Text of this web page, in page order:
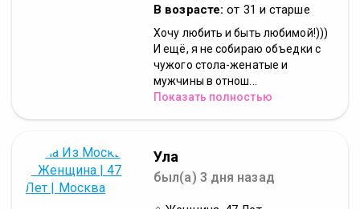
В возрасте: от 31 и старше
Хочу любить и быть любимой!)))
И ещё, я не собираю объедки с
чужого стола-женатые и
мужчины в отнош...
Показать полностью
Ула
был(а) 3 дня назад